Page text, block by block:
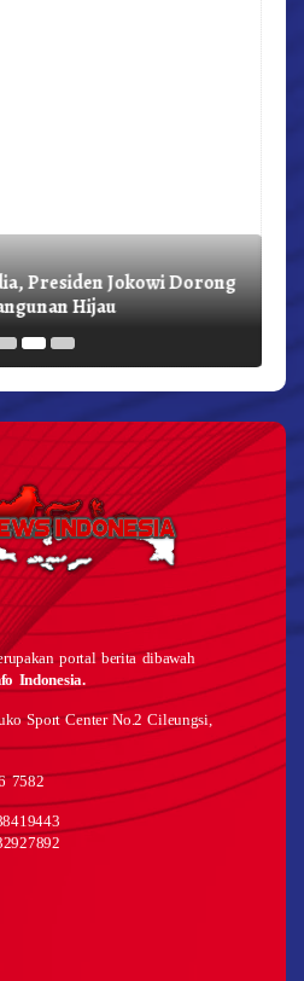
Presiden Jokowi Dorong
Hijau
portal berita dibawah
Indonesia.
Sport Center No.2 Cileungsi,
7582